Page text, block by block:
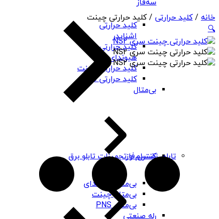
کلید حرارتی
اشنایدر
کلید حرارتی
هیوندای
کلید حرارتی چینت
کلید حرارتی PNS
بی‌متال
بی‌متال هیوندای
بی‌متال چینت
بی‌متال PNS
رله صنعتی
سه‌فاز
کنترل فاز
تابلو، تقسیم و تجهیزات تابلو برق
خانه /کلید حرارتی / کلید حرارتی چینت
🔍